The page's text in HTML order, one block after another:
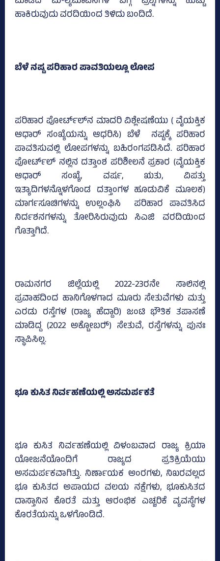
ಹಾಕಿರುವುದು ವರದಿಯಿಂದ ತಿಳಿದು ಬಂದಿದೆ.
ಬೆಳೆ ನಷ್ಟ ಪರಿಹಾರ ಪಾವತಿಯಲ್ಲೂ ಲೋಪ
ಪರಿಹಾರ ಪೋರ್ಟ್‌ಲ್‌ನ ಮಾದರಿ ವಿಶ್ಲೇಷಣೆಯು ( ವೈಯಕ್ತಿಕ
ಆಧಾರ್ ಸಂಖ್ಯೆಯನ್ನು ಆಧರಿಸಿ) ಬೆಳೆ ನಷ್ಟಕ್ಕೆ ಪರಿಹಾರ
ಪಾವತಿಸುವಲ್ಲಿ ಲೋಪಗಳನ್ನು ಬಹಿರಂಗಪಡಿಸಿದೆ. ಪರಿಹಾರ
ಪೋರ್ಟ್‌ಲ್‌ ನಲ್ಲಿನ ದತ್ತಾಂಶ ಪರಿಶೀಲನೆ ಪ್ರಕಾರ (ವೈಯಕ್ತಿಕ
ಆಧಾರ್ ಸಂಖ್ಯೆ, ವರ್ಷ, ಋತು, ವಿಪತ್ತು
ಇತ್ಯಾದಿಗಳನ್ನೊಳಗೊಂಡ ದತ್ತಾಂಗಳ ಹೂಡುವಿಕೆ ಮೂಲಕ)
ಮಾರ್ಗಸೂಚಿಗಳನ್ನು ಉಲ್ಲಂಘಿಸಿ ಪರಿಹಾರ ಪಾವತಿಸಿದ
ನಿರ್ದಶನಗಳನ್ನು ತೋರಿಸಿರುವುದು ಸಿಎಜಿ ವರದಿಯಿಂದ
ಗೊತ್ತಾಗಿದೆ.
ರಾಮನಗರ ಜಿಲ್ಲೆಯಲ್ಲಿ 2022-23ರನೇ ಸಾಲಿನಲ್ಲಿ
ಪ್ರವಾಹದಿಂದ ಹಾನಿಗೊಳಗಾದ ಮೂರು ಸೇತುವೆಗಳು ಮತ್ತು
ಎರಡು ರಸ್ತೆಗಳ (ರಾಜ್ಯ ಹೆದ್ದಾರಿ) ಜಂಟಿ ಭೌತಿಕ ತಪಾಸಣೆ
ಮಾಡಿದ್ದ (2022 ಅಕ್ಟೋಬರ್‍‌) ಸೇತುವೆ, ರಸ್ತೆಗಳನ್ನು ಪುನಃ
ಸ್ಥಾಪಿಸಿಲ್ಲ.
ಭೂ ಕುಸಿತ ನಿರ್ವಹಣೆಯಲ್ಲಿ ಅಸಮರ್ಪಕತೆ
ಭೂ ಕುಸಿತ ನಿರ್ವಹಣೆಯಲ್ಲಿ ವಿಳಂಬವಾದ ರಾಜ್ಯ ಕ್ರಿಯಾ
ಯೋಜನೆಯೊಂದಿಗೆ ರಾಜ್ಯದ ಪ್ರತಿಕ್ರಿಯೆಯು
ಅಸಮರ್ಪಕವಾಗಿತ್ತು. ನಿರ್ಣಾಯಕ ಅಂರಗಳು, ನಿಖರವಲ್ಲದ
ಭೂ ಕುಸಿತದ ಅಪಾಯದ ವಲಯ ನಕ್ಷೆಗಳು, ಭೂಕುಸಿತದ
ದಾಸ್ತಾನಿನ ಕೊರತೆ ಮತ್ತು ಆರಂಭಿಕ ಎಚ್ಚರಿಕೆ ವ್ಯವಸ್ಥೆಗಳ
ಕೊರತೆಯನ್ನು ಒಳಗೊಂಡಿದೆ.